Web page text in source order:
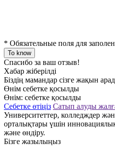
* Обязательные поля для
To know
Спасибо за ваш отзыв!
Хабар жіберілді
Біздің мамандар сізге жақын
Өнім себетке қосылды
Өнім: себетке қосылды
Себетке өтіңіз Сатып алуды
Университеттер, колледждер
орталықтары үшін инновациялық
және өндіру.
Бізге жазылыңыз